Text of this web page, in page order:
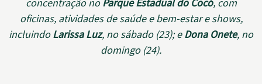
concentração noParque Estadual do Cocó, com
oficinas, atividades de saúde e bem-estar e shows,
incluindoLarissa Luz, no sábado (23); eDona Onete, no
domingo (24).